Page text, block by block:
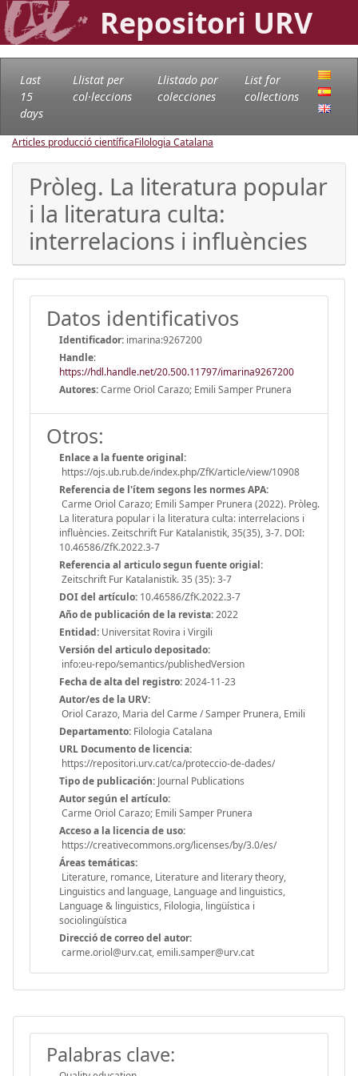
Repositori URV
Last
15
days
Llistat per
col·leccions
Llistado por
colecciones
List for
collections
Articles producció científicaFilologia Catalana
Pròleg. La literatura popular
i la literatura culta:
interrelacions i influències
Datos identificativos
Identificador: imarina:9267200
Handle:
https://hdl.handle.net/20.500.11797/imarina9267200
Autores:Carme Oriol Carazo; Emili Samper Prunera
Otros:
Enlace a la fuente original:
https://ojs.ub.rub.de/index.php/ZfK/article/view/10908
Referencia de l'ítem segons les normes APA:
Carme Oriol Carazo; Emili Samper Prunera (2022). Pròleg.
La literatura popular i la literatura culta: interrelacions i
influències. Zeitschrift Fur Katalanistik, 35(35), 3-7. DOI:
10.46586/ZfK.2022.3-7
Referencia al articulo segun fuente origial:
Zeitschrift Fur Katalanistik. 35 (35): 3-7
DOI del artículo: 10.46586/ZfK.2022.3-7
Año de publicación de la revista:2022
Entidad: Universitat Rovira i Virgili
Versión del articulo depositado:
info:eu-repo/semantics/publishedVersion
Fecha de alta del registro:2024-11-23
Autor/es de la URV:
Oriol Carazo, Maria del Carme / Samper Prunera, Emili
Departamento: Filologia Catalana
URL Documento de licencia:
https://repositori.urv.cat/ca/proteccio-de-dades/
Tipo de publicación: Journal Publications
Autor según el artículo:
Carme Oriol Carazo; Emili Samper Prunera
Acceso a la licencia de uso:
https://creativecommons.org/licenses/by/3.0/es/
Áreas temáticas:
Literature, romance, Literature and literary theory,
Linguistics and language, Language and linguistics,
Language & linguistics, Filologia, lingüística i
sociolingüística
Direcció de correo del autor:
carme.oriol@urv.cat, emili.samper@urv.cat
Palabras clave: